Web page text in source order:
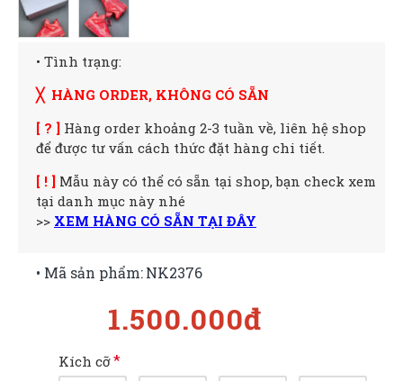
• Tình trạng:
╳ HÀNG ORDER, KHÔNG CÓ SẴN
[ ? ] Hàng order khoảng 2-3 tuần về, liên hệ shop
để được tư vấn cách thức đặt hàng chi tiết.
[ ! ] Mẫu này có thể có sẵn tại shop, bạn check xem
tại danh mục này nhé
>> XEM HÀNG CÓ SẴN TẠI ĐÂY
1.500.000đ
• Mã sản phẩm:NK2376
Kích cỡ